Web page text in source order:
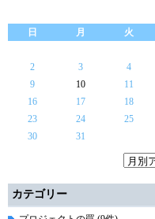
日
月 火
2
3 4
9
10 11
16
17 18
23
24 25
30
31
カテゴリー